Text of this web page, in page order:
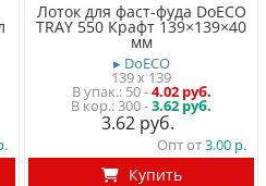
Лоток для фаст-фуда DoECO
TRAY 550 Крафт 139×139×40
мм
▸ DoECO
139 x 139
50-4.02 руб.
300 -3.62 руб.
3.62
Опт от3.00
Купить